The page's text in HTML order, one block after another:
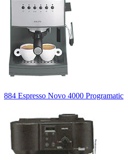
884 Espresso Novo 4000 Programatic